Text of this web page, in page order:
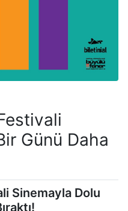
Günü Daha
Sinemayla Dolu